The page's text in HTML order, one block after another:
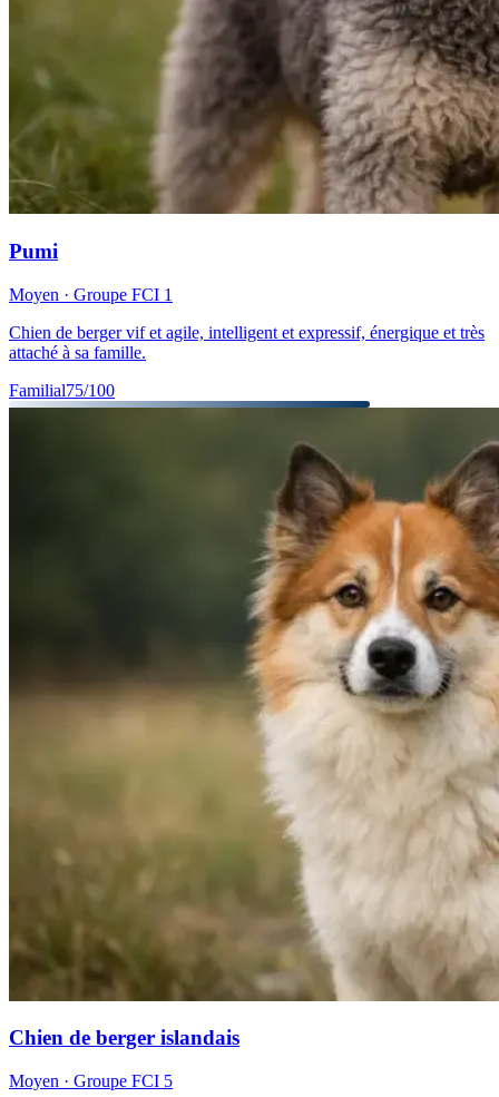
Pumi
Moyen · Groupe FCI 1
Chien de berger vif et agile, intelligent et expressif, énergique et très
attaché à sa famille.
Familial75/100
Chien de berger islandais
Moyen · Groupe FCI 5